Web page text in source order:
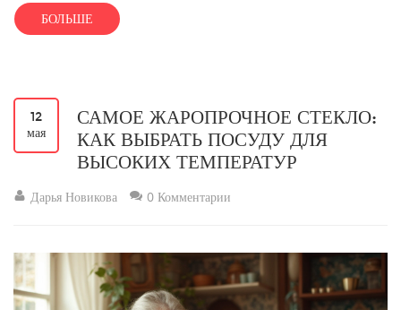
поможет понять, стоит ли покупать стеклянную посуду для
ежедневного использования.
БОЛЬШЕ
12
мая
САМОЕ ЖАРОПРОЧНОЕ СТЕКЛО:
КАК ВЫБРАТЬ ПОСУДУ ДЛЯ
ВЫСОКИХ ТЕМПЕРАТУР
Дарья Новикова 0 Комментарии